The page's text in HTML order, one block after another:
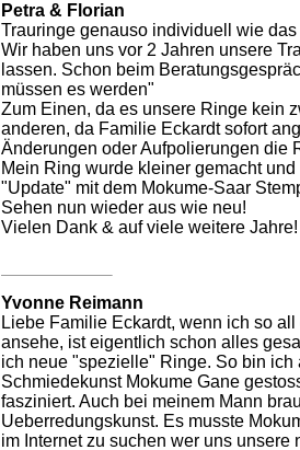
Petra & Florian
Trauringe genauso individuell wie das
Wir haben uns vor 2 Jahren unsere
lassen. Schon beim
müssen es werden"
Zum Einen, da es unsere Ringe kein
anderen, da Familie Eckardt sofort
Änderungen oder Aufpolierungen die
Mein Ring wurde kleiner gemacht
"Update" mit dem Mokume-Saar
Sehen nun wieder aus wie neu!
Vielen Dank & auf viele weitere Jahre!
Yvonne Reimann
Liebe Familie Eckardt, wenn ich so
ansehe, ist eigentlich schon alles
ich neue "spezielle" Ringe. So bin ich
Schmiedekunst Mokume Gane
fasziniert. Auch bei meinem Mann
Ueberredungskunst. Es musste
im Internet zu suchen wer uns unsere